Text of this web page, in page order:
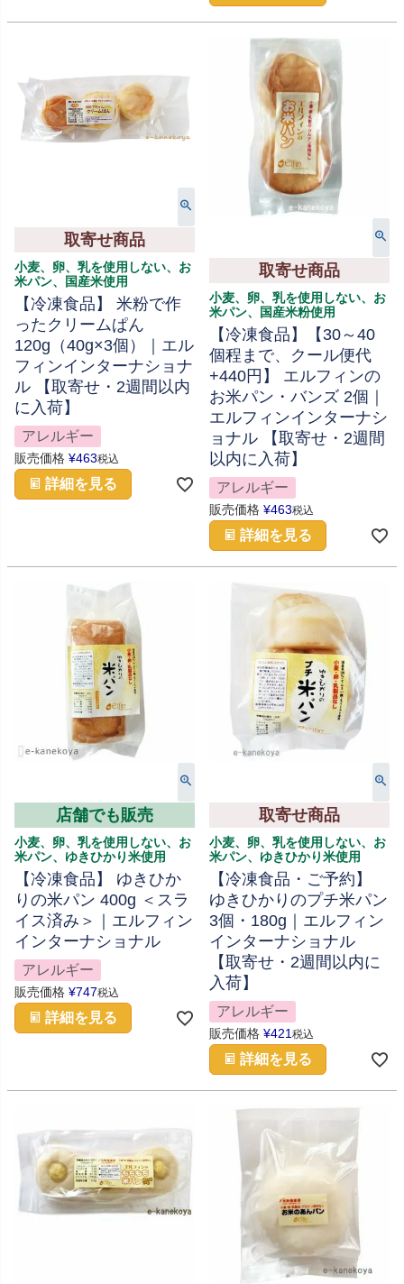
取寄せ商品
小麦、卵、乳を使用しない、お
米パン、国産米使用
【冷凍食品】 米粉で作
ったクリームぱん
120g（40g×3個）｜エル
フィンインターナショナ
ル 【取寄せ・2週間以内
に入荷】
アレルギー
販売価格 ¥463税込
詳細を見る
取寄せ商品
小麦、卵、乳を使用しない、お
米パン、国産米粉使用
【冷凍食品】【30～40
個程まで、クール便代
+440円】 エルフィンの
お米パン・バンズ 2個｜
エルフィンインターナシ
ョナル 【取寄せ・2週間
以内に入荷】
アレルギー
販売価格 ¥463税込
詳細を見る
店舗でも販売
小麦、卵、乳を使用しない、お
米パン、ゆきひかり米使用
【冷凍食品】 ゆきひか
りの米パン 400g ＜スラ
イス済み＞｜エルフィン
インターナショナル
アレルギー
販売価格 ¥747税込
詳細を見る
取寄せ商品
小麦、卵、乳を使用しない、お
米パン、ゆきひかり米使用
【冷凍食品・ご予約】
ゆきひかりのプチ米パン
3個・180g｜エルフィン
インターナショナル
【取寄せ・2週間以内に
入荷】
アレルギー
販売価格 ¥421税込
詳細を見る